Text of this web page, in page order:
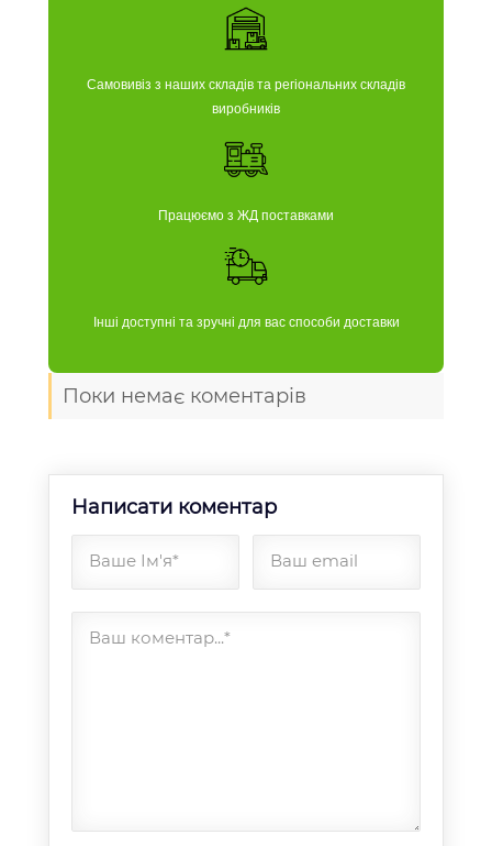
Самовивіз з наших складів та регіональних складів
виробників
Працюємо з ЖД поставками
Інші доступні та зручні для вас способи доставки
Поки немає коментарів
Написати коментар
Ваше Ім'я* Ваш email
Ваш коментар...*